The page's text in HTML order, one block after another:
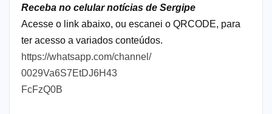
Receba no celular notícias de Sergipe
Acesse o link abaixo, ou escanei o QRCODE, para
ter acesso a variados conteúdos.
https://whatsapp.com/channel/
0029Va6S7EtDJ6H43
FcFzQ0B